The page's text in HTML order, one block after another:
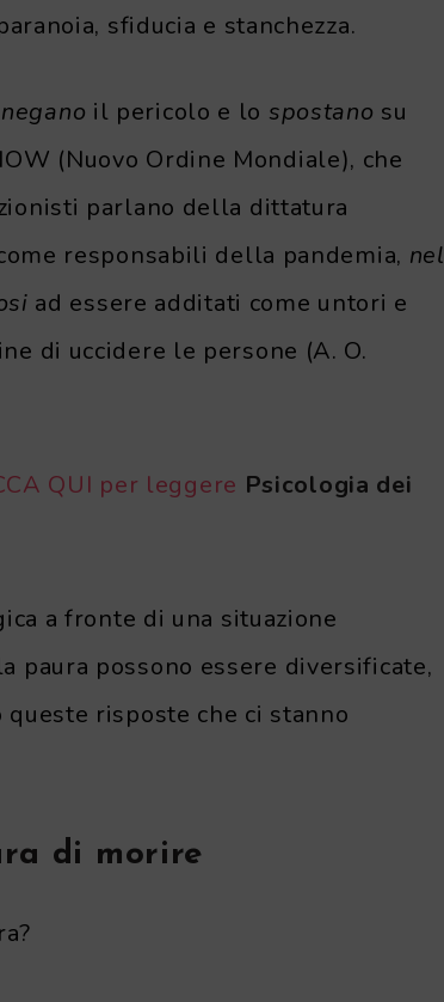
sfiducia e stanchezza.
negano il pericolo e lo spostano su
(Nuovo Ordine Mondiale), che
parlano della dittatura
responsabili della pandemia, nel
ad essere additati come untori e
di uccidere le persone (A. O.
QUI per leggere Psicologia dei
a fronte di una situazione
paura possono essere diversificate,
risposte che ci stanno
di morire